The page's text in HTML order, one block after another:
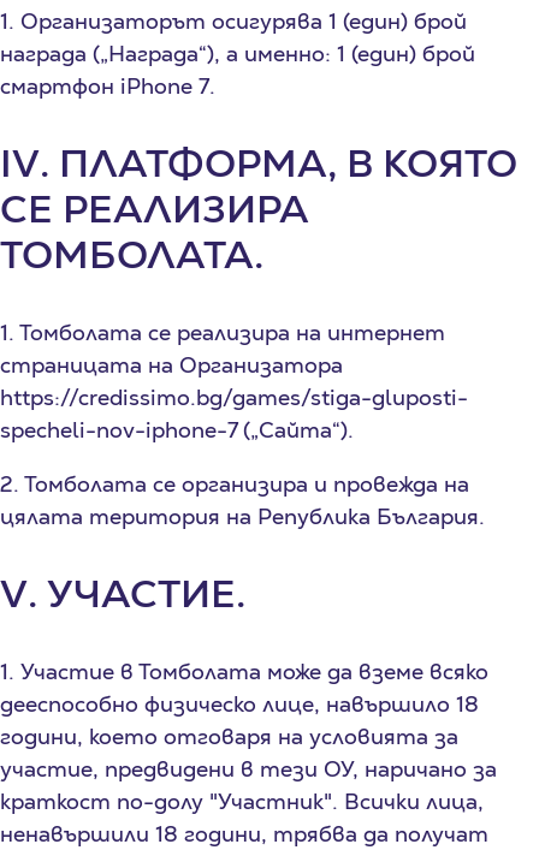
1. Организаторът осигурява 1 (един) брой
награда („Награда“), а именно: 1 (един) брой
смартфон iPhone 7.
IV. ПЛАТФОРМА, В КОЯТО
СЕ РЕАЛИЗИРА
ТОМБОЛАТА.
1. Томболата се реализира на интернет
страницата на Организатора
https://credissimo.bg/games/stiga-gluposti-
specheli-nov-iphone-7 („Сайта“).
2. Томболата се организира и провежда на
цялата територия на Република България.
V. УЧАСТИЕ.
1. Участие в Томболата може да вземе всяко
дееспособно физическо лице, навършило 18
години, което отговаря на условията за
участие, предвидени в тези ОУ, наричано за
краткост по-долу "Участник". Всички лица,
ненавършили 18 години, трябва да получат